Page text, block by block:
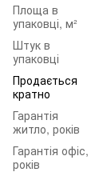
Площа в
упаковці, м²
Штук в
упаковці
Продається
кратно
Гарантія
житло, років
Гарантія офіс,
років